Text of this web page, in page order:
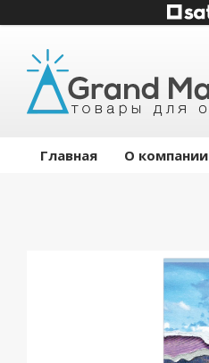
Главная О компании